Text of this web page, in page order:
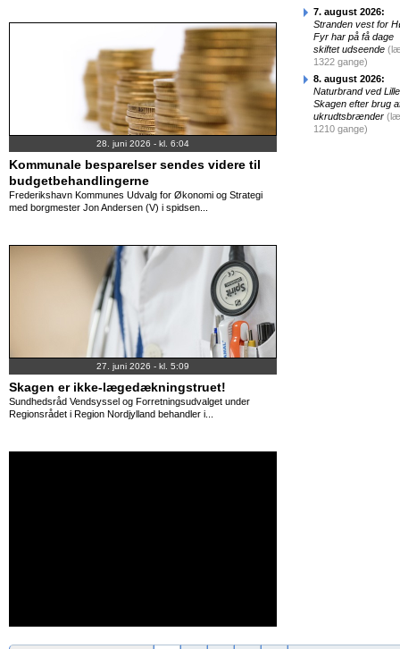
7. august 2026:
Stranden vest for
Fyr har på få dage
skiftet udseende
1322 gange)
8. august 2026:
Naturbrand ved Lille
Skagen efter brug
ukrudtsbrænder
1210 gange)
28. juni 2026 - kl. 6:04
Kommunale besparelser sendes videre til
budgetbehandlingerne
Frederikshavn Kommunes Udvalg for Økonomi og Strategi
med borgmester Jon Andersen (V) i spidsen...
27. juni 2026 - kl. 5:09
Skagen er ikke-lægedækningstruet!
Sundhedsråd Vendsyssel og Forretningsudvalget under
Regionsrådet i Region Nordjylland behandler i...